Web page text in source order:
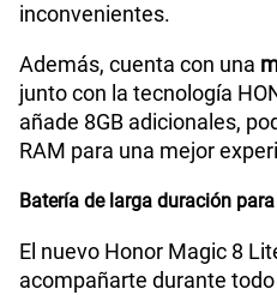
inconvenientes.
Además, cuenta con una
junto con la tecnología
añade 8GB adicionales,
RAM para una mejor
Batería de larga duración
El nuevo Honor Magic 8
acompañarte durante todo